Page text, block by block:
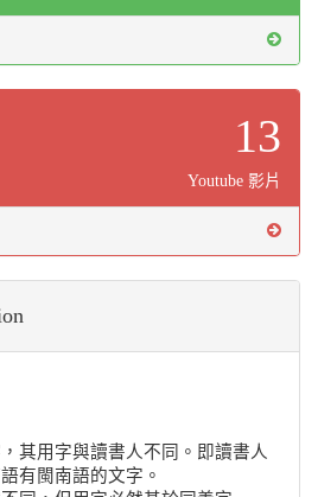
13
Youtube 影片
其用字與讀書人不同。即讀書人
有閩南語的文字。